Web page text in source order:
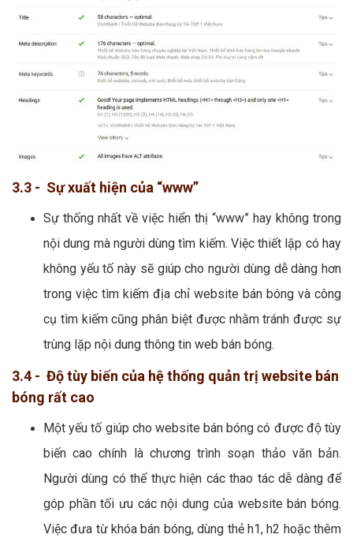
3.3 - Sự xuất hiện của “www”
Sự thống nhất về việc hiển thị “www” hay không trong
nội dung mà người dùng tìm kiếm. Việc thiết lập có hay
không yếu tố này sẽ giúp cho người dùng dễ dàng hơn
trong việc tìm kiếm địa chỉ website bán bóng và công
cụ tìm kiếm cũng phân biệt được nhằm tránh được sự
trùng lặp nội dung thông tin web bán bóng.
3.4 - Độ tùy biến của hệ thống quản trị website bán
bóng rất cao
Một yếu tố giúp cho website bán bóng có được độ tùy
biến cao chính là chương trình soạn thảo văn bản.
Người dùng có thể thực hiện các thao tác dễ dàng để
góp phần tối ưu các nội dung của website bán bóng.
Việc đưa từ khóa bán bóng, dùng thẻ h1, h2 hoặc thêm